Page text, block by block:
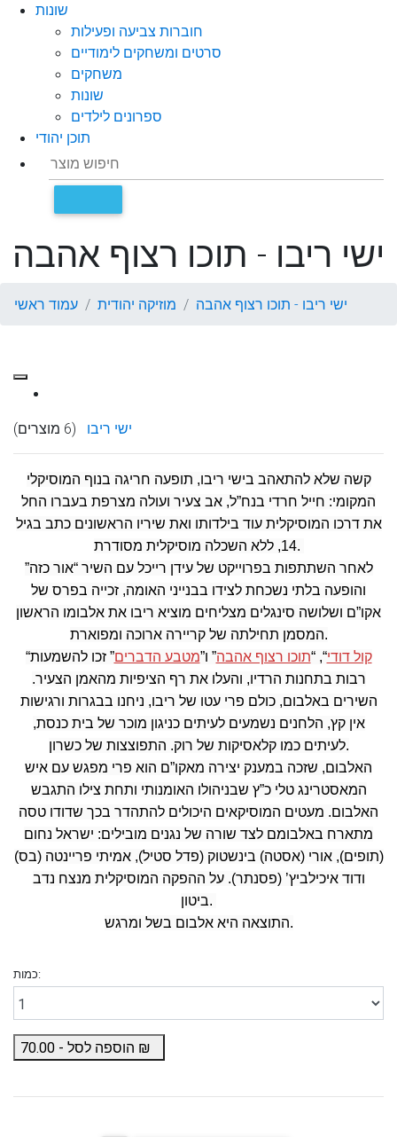
שונות
חוברות צביעה ופעילות
סרטים ומשחקים לימודיים
משחקים
שונות
ספרונים לילדים
תוכן יהודי
ישי ריבו - תוכו רצוף אהבה
עמוד ראשי מוזיקה יהודית ישי ריבו - תוכו רצוף אהבה
ישי ריבו (6 מוצרים)
קשה שלא להתאהב בישי ריבו, תופעה חריגה בנוף המוסיקלי
המקומי: חייל חרדי בנח”ל, אב צעיר ועולה מצרפת בעברו החל
את דרכו המוסיקלית עוד בילדותו ואת שיריו הראשונים כתב בגיל
14, ללא השכלה מוסיקלית מסודרת.
לאחר השתתפות בפרוייקט של עידן רייכל עם השיר “אור כזה”
והופעה בלתי נשכחת לצידו בבנייני האומה, זכייה בפרס של
אקו”ם ושלושה סינגלים מצליחים מוציא ריבו את אלבומו הראשון
המסמן תחילתה של קריירה ארוכה ומפוארת.
“
קול דודי“, “תוכו רצוף אהבה” ו”מטבע הדברים” זכו להשמעות
רבות בתחנות הרדיו, והעלו את רף הציפיות מהאמן הצעיר.
השירים באלבום, כולם פרי עטו של ריבו, ניחנו בבגרות ורגישות
אין קץ, הלחנים נשמעים לעיתים כניגון מוכר של בית כנסת,
לעיתים כמו קלאסיקות של רוק. התפוצצות של כשרון.
האלבום, שזכה במענק יצירה מאקו”ם הוא פרי מפגש עם איש
המאסטרינג טלי כ”ץ שבניהולו האומנותי ותחת צילו התגבש
האלבום. מעטים המוסיקאים היכולים להתהדר בכך שדודו טסה
מתארח באלבומם לצד שורה של נגנים מובילים: ישראל נחום
(תופים), אורי (אסטה) בינשטוק (פדל סטיל), אמיתי פריינטה (בס)
ודוד איכילביץ’ (פסנתר). על ההפקה המוסיקלית מנצח נדב
ביטון.
התוצאה היא אלבום בשל ומרגש.
כמות:
הוספה לסל - 70.00